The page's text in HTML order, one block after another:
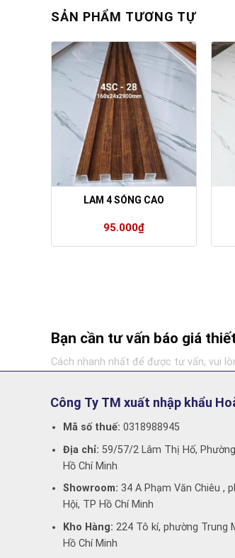
SẢN PHẨM TƯƠNG TỰ
LAM 4 SÓNG CAO
95.000₫
Bạn cần tư vấn báo giá
Cách nhanh nhất để được tư vấn, vui
Công Ty TM xuất nhập khẩu
Mã số thuế: 0318988945
Địa chỉ: 59/57/2 Lâm Thị Hố,
Hồ Chí Minh
Showroom: 34 A Phạm Văn Chiêu ,
Hội, TP Hồ Chí Minh
Kho Hàng: 224 Tô kí, phường Trung
Hồ Chí Minh